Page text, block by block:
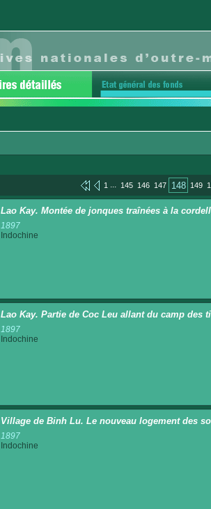
1 ... 145 146 147 148 149
Lao Kay. Montée de jonques traînées à la
1897
Indochine
Lao Kay. Partie de Coc Leu allant du camp
1897
Indochine
Village de Binh Lu. Le nouveau logement des
1897
Indochine